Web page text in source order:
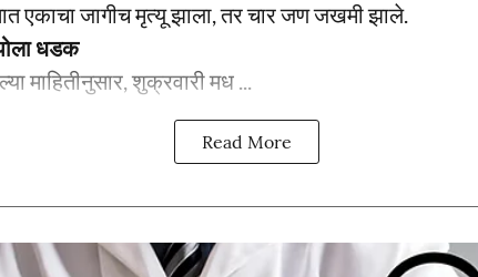
एकाचा जागीच मृत्यू झाला, तर चार जण जखमी झाले.
धडक
माहितीनुसार, शुक्रवारी मध ...
Read More